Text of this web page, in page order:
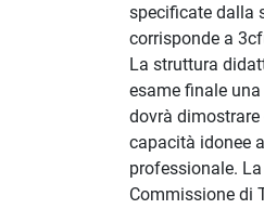
specificate dalla
corrisponde a
La struttura
esame finale
dovrà
capacità idonee
professionale.
Commissione di